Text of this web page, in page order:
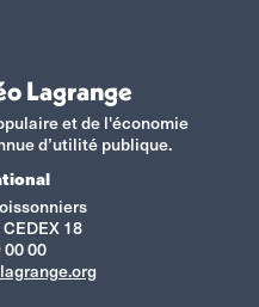
Lagrange
et de l'économie
d’utilité publique.
18
00 00